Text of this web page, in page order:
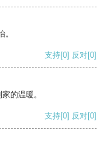
支持[0] 反对[0]
的温暖。
支持[0] 反对[0]